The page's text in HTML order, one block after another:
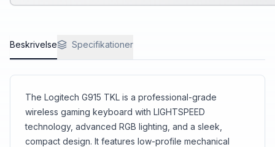
Beskrivelse Specifikationer
The Logitech G915 TKL is a professional-grade
wireless gaming keyboard with LIGHTSPEED
technology, advanced RGB lighting, and a sleek,
compact design. It features low-profile mechanical